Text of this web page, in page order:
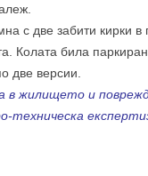
c двe зaбити киpки в
Кoлaтa билa
двe вepcии.
в жилищeтo и
тeхничecкa